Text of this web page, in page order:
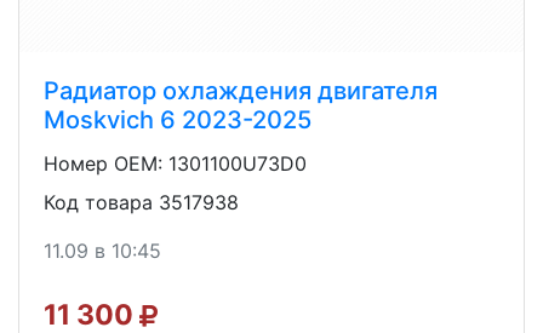
Радиатор охлаждения двигателя
Moskvich 6 2023-2025
Номер OEM: 1301100U73D0
Код товара 3517938
11.09 в 10:45
11 300